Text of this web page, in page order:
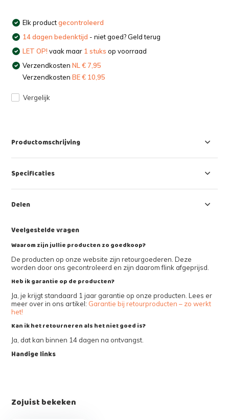
Elk productgecontroleerd
14 dagen bedenktijd - niet goed? Geld terug
LET OP! vaak maar 1 stuks op voorraad
VerzendkostenNL € 7,95
VerzendkostenBE € 10,95
Vergelijk
Productomschrijving
Specificaties
Delen
Veelgestelde vragen
Waarom zijn jullie producten zo goedkoop?
De producten op onze website zijn retourgoederen. Deze
worden door ons gecontroleerd en zijn daarom flink afgeprijsd.
Heb ik garantie op de producten?
Ja, je krijgt standaard 1 jaar garantie op onze producten. Lees er
meer over in ons artikel: Garantie bij retourproducten – zo werkt
het!
Kan ik het retourneren als het niet goed is?
Ja, dat kan binnen 14 dagen na ontvangst.
Handige links
Zojuist bekeken